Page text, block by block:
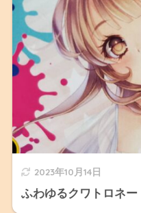
2023年10月14日
ふわゆるクワトロネ